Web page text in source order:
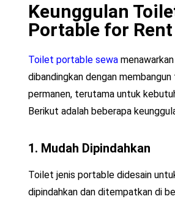
Keunggulan
Portable for Rent
Toilet portable sewa
dibandingkan dengan
permanen, terutama untuk
Berikut adalah beberapa
1. Mudah Dipindahkan
Toilet jenis portable didesain
dipindahkan dan ditempatkan di